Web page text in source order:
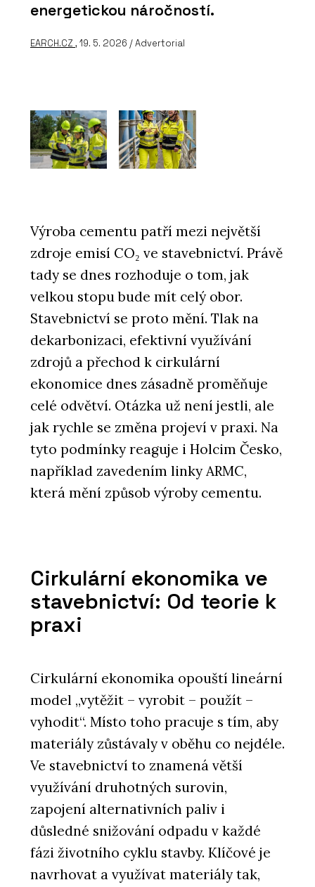
energetickou náročností.
EARCH.CZ , 19. 5. 2026 / Advertorial
Výroba cementu patří mezi největší
zdroje emisí CO₂ ve stavebnictví. Právě
tady se dnes rozhoduje o tom, jak
velkou stopu bude mít celý obor.
Stavebnictví se proto mění. Tlak na
dekarbonizaci, efektivní využívání
zdrojů a přechod k cirkulární
ekonomice dnes zásadně proměňuje
celé odvětví. Otázka už není jestli, ale
jak rychle se změna projeví v praxi. Na
tyto podmínky reaguje i Holcim Česko,
například zavedením linky ARMC,
která mění způsob výroby cementu.
Cirkulární ekonomika ve
stavebnictví: Od teorie k
praxi
Cirkulární ekonomika opouští lineární
model „vytěžit – vyrobit – použít –
vyhodit“. Místo toho pracuje s tím, aby
materiály zůstávaly v oběhu co nejdéle.
Ve stavebnictví to znamená větší
využívání druhotných surovin,
zapojení alternativních paliv i
důsledné snižování odpadu v každé
fázi životního cyklu stavby. Klíčové je
navrhovat a využívat materiály tak,